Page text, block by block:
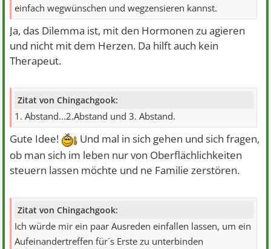
einfach wegwünschen und wegzensieren kannst.
Ja, das Dilemma ist, mit den Hormonen zu agieren
und nicht mit dem Herzen. Da hilft auch kein
Therapeut.
Zitat von Chingachgook:
1. Abstand...2.Abstand und 3. Abstand.
Gute Idee!
Und mal in sich gehen und sich fragen,
ob man sich im leben nur von Oberflächlichkeiten
steuern lassen möchte und ne Familie zerstören.
Zitat von Chingachgook:
Ich würde mir ein paar Ausreden einfallen lassen, um ein
Aufeinandertreffen für´s Erste zu unterbinden